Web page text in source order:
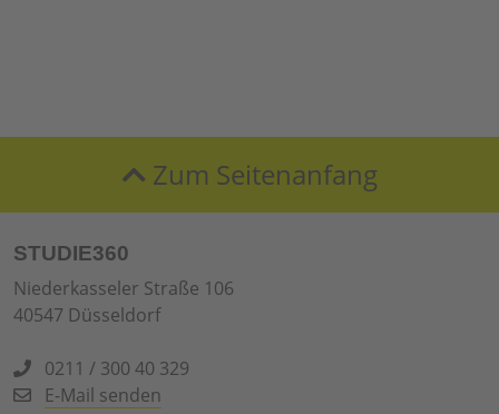
Zum Seitenanfang
STUDIE360
Niederkasseler Straße 106
40547 Düsseldorf
0211 / 300 40 329
E-Mail senden